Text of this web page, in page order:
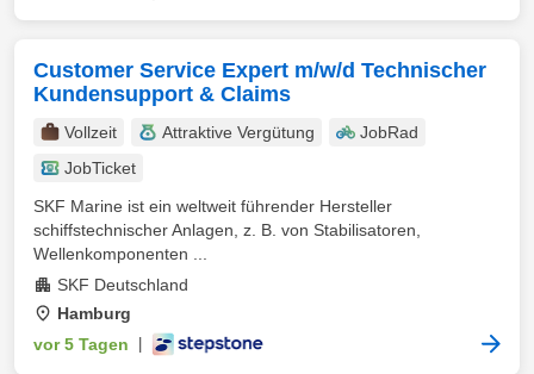
Customer Service Expert m/w/d Technischer
Kundensupport & Claims
Vollzeit Attraktive Vergütung
JobRad
JobTicket
SKF Marine ist ein weltweit führender Hersteller
schiffstechnischer Anlagen, z. B. von Stabilisatoren,
Wellenkomponenten ...
SKF Deutschland
Hamburg
vor 5 Tagen